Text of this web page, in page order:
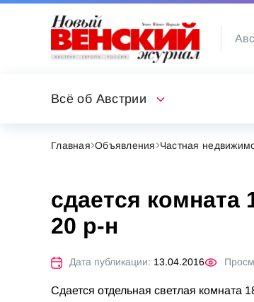
Всё об Австрии
Главная Объявления Частная
сдается комната
20 р-н
Дата публикации: 13.04.2016
Сдается отдельная светлая